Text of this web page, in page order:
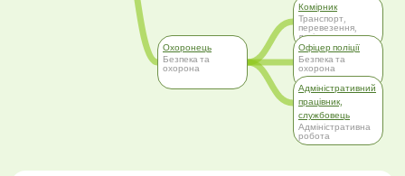
Охоронець
Безпека та
охорона
Комірник
Транспорт,
перевезення,
логістика
Офіцер поліції
Безпека та
охорона
Адміністративний
працівник,
службовець
Адміністративна
робота